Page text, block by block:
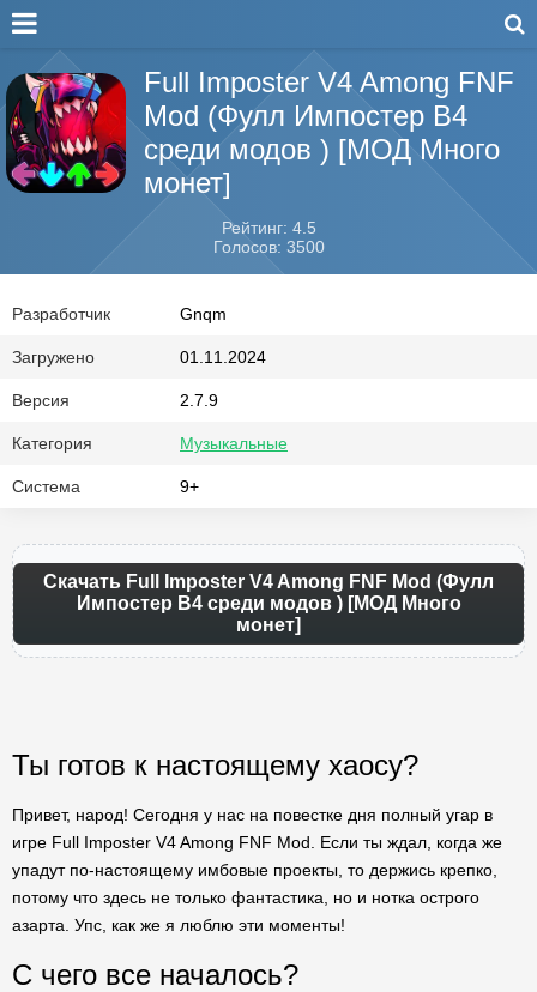
Full Imposter V4 Among FNF
Mod (Фулл Импостер В4
среди модов ) [МОД Много
монет]
Рейтинг: 4.5
Голосов: 3500
Разработчик Gnqm
Загружено 01.11.2024
Версия 2.7.9
Категория Музыкальные
Система 9+
Скачать Full Imposter V4 Among FNF Mod (Фулл
Импостер В4 среди модов ) [МОД Много
монет]
Ты готов к настоящему хаосу?
Привет, народ! Сегодня у нас на повестке дня полный угар в
игре Full Imposter V4 Among FNF Mod. Если ты ждал, когда же
упадут по-настоящему имбовые проекты, то держись крепко,
потому что здесь не только фантастика, но и нотка острого
азарта. Упс, как же я люблю эти моменты!
С чего все началось?